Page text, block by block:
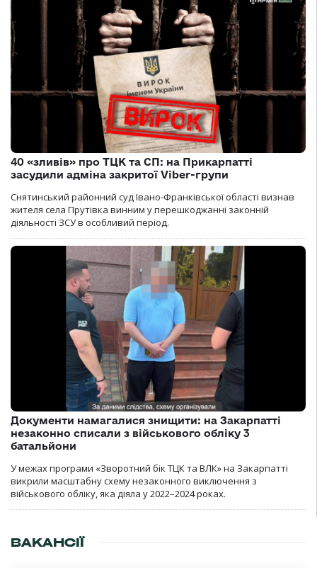
40 «зливів» про ТЦК та СП: на Прикарпатті
засудили адміна закритої Viber-групи
Снятинський районний суд Івано-Франківської області визнав
жителя села Прутівка винним у перешкоджанні законній
діяльності ЗСУ в особливий період.
Документи намагалися знищити: на Закарпатті
незаконно списали з військового обліку 3
батальйони
У межах програми «Зворотний бік ТЦК та ВЛК» на Закарпатті
викрили масштабну схему незаконного виключення з
військового обліку, яка діяла у 2022–2024 роках.
ВАКАНСІЇ